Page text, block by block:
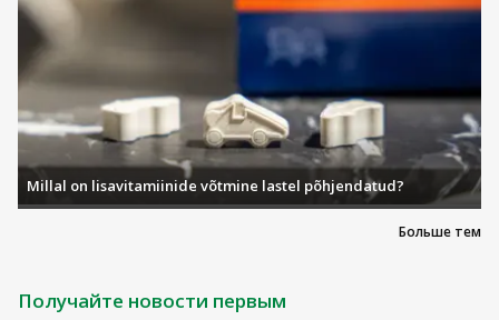
Больше тем
Millal on lisavitamiinide võtmine lastel põhjendatud?
Получайте новости первым